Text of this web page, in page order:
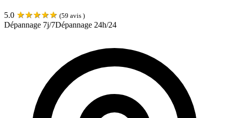
5.0 ★★★★★ (59 avis )
Dépannage 7j/7Dépannage 24h/24